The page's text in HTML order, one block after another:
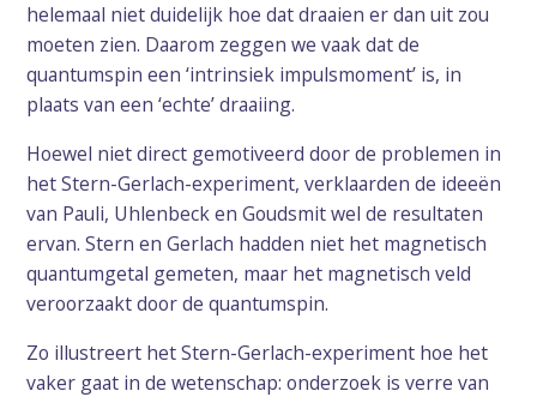
helemaal niet duidelijk hoe dat draaien er dan uit zou
moeten zien. Daarom zeggen we vaak dat de
quantumspin een ‘intrinsiek impulsmoment’ is, in
plaats van een ‘echte’ draaiing.
Hoewel niet direct gemotiveerd door de problemen in
het Stern-Gerlach-experiment, verklaarden de ideeën
van Pauli, Uhlenbeck en Goudsmit wel de resultaten
ervan. Stern en Gerlach hadden niet het magnetisch
quantumgetal gemeten, maar het magnetisch veld
veroorzaakt door de quantumspin.
Zo illustreert het Stern-Gerlach-experiment hoe het
vaker gaat in de wetenschap: onderzoek is verre van